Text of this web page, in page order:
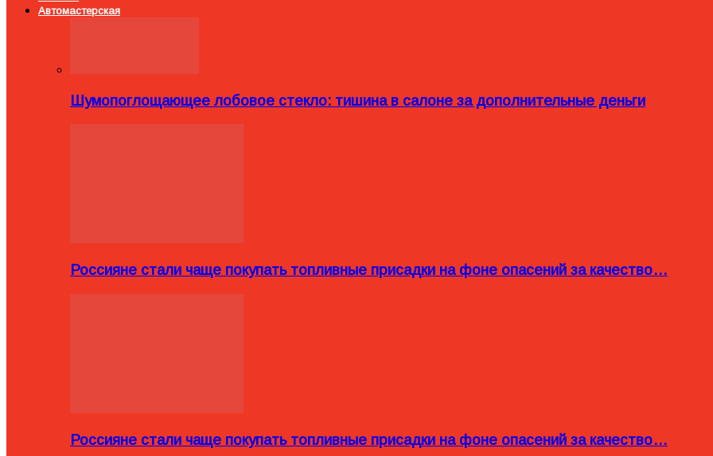
Автомастерская
Шумопоглощающее лобовое стекло: тишина в салоне за дополнительные деньги
Россияне стали чаще покупать топливные присадки на фоне опасений за качество…
Россияне стали чаще покупать топливные присадки на фоне опасений за качество…